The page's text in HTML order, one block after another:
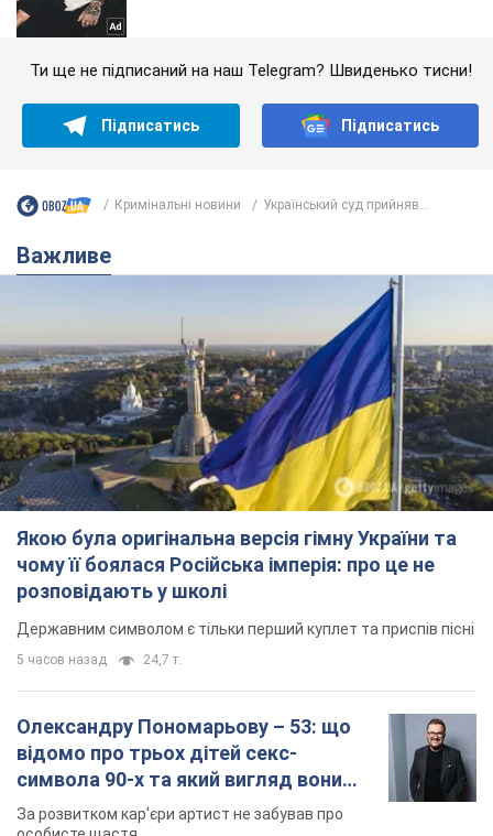
Ти ще не підписаний на наш Telegram? Швиденько тисни!
Підписатись Підписатись
Кримінальні новини Український суд прийняв...
Важливе
Якою була оригінальна версія гімну України та
чому її боялася Російська імперія: про це не
розповідають у школі
Державним символом є тільки перший куплет та приспів пісні
5 часов назад 24,7 т.
Олександру Пономарьову – 53: що
відомо про трьох дітей секс-
символа 90-х та який вигляд вони
мають
За розвитком кар'єри артист не забував про